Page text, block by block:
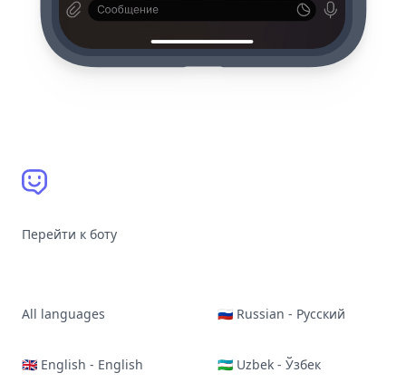
Перейти к боту
All languages 🇷🇺 Russian - Русский
🇬🇧 English - English 🇺🇿 Uzbek - Ўзбек